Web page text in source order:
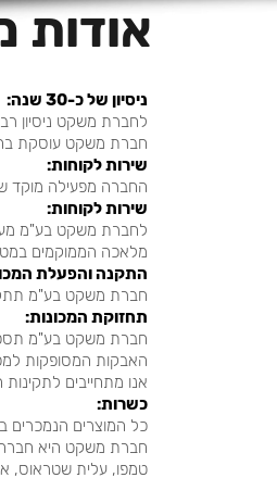
:ניסיון של כ-30 שנה
לחברת משקט ניסיון
.חברת משקט עוסקת
:שירות לקוחות
החברה מפעילה מוקד
:שירות לקוחות
לחברת משקט בע"מ
.מלאכה הממוקמים
:התקנה והפעלת
.חברת משקט בע"מ
:תחזוקת המכונות
חברת משקט בע"מ
.האבקות המסופקות
.אנו מתחייבים
:כשרות
כל המוצרים הנמכרים
חברת משקט היא חברה
...טמפו, עלית שטראוס,